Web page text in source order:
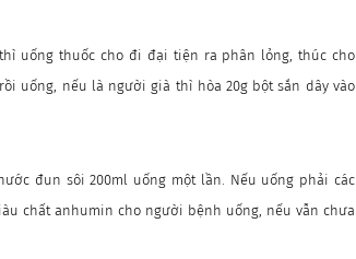
uống thuốc cho đi đại tiện ra phân lỏng, thúc cho
uống, nếu là người già thì hòa 20g bột sắn dây vào
đun sôi 200ml uống một lần. Nếu uống phải các
chất anhumin cho người bệnh uống, nếu vẫn chưa